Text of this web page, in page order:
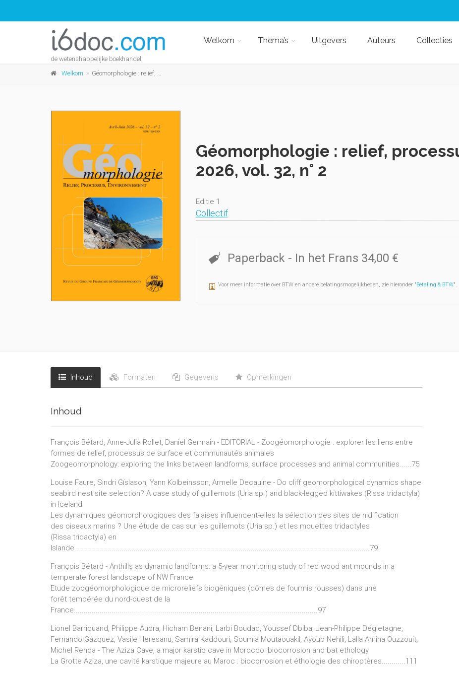
de wetenshappelijke boekhandel
Welkom Thema’s Uitgevers Auteurs Collecties
Welkom Géomorphologie : relief, processus, environnement, 2026, vol. 32, n° 2
Géomorphologie : relief,
2026, vol. 32, n° 2
Editie 1
Collectif
Paperback - In het Frans 34,00 €
Voor meer informatie over BTW en andere belatingsmogelijkheden, zie hieronder "Betaling & BTW".
Inhoud Formaten Gegevens Opmerkingen
Inhoud
François Bétard, Anne-Julia Rollet, Daniel Germain - EDITORIAL - Zoogéomorphologie : explorer les liens entre
formes de relief, processus de surface et communautés animales
Zoogeomorphology: exploring the links between landforms, surface processes and animal communities......75
Louise Faure, Sindri Gíslason, Yann Kolbeinsson, Armelle Decaulne - Do cliff geomorphological dynamics shape
seabird nest site selection? A case study of guillemots (Uria sp.) and black-legged kittiwakes (Rissa tridactyla)
in Iceland
Les dynamiques géomorphologiques des falaises influencent-elles la sélection des sites de nidification
des oiseaux marins ? Une étude de cas sur les guillemots (Uria sp.) et les mouettes tridactyles
(Rissa tridactyla) en
Islande.....................................................................................................................................................79
François Bétard - Anthills as dynamic landforms: a 5-year monitoring study of red wood ant mounds in a
temperate forest landscape of NW France
Etude zoogéomorphologique de microreliefs biogéniques (dômes de fourmis rousses) dans une
forêt tempérée du nord-ouest de la
France...........................................................................................................................97
Lionel Barriquand, Philippe Audra, Hicham Benani, Larbi Boudad, Youssef Dbiba, Jean-Philippe Dégletagne,
Fernando Gázquez, Vasile Heresanu, Samira Kaddouri, Soumia Moutaouakil, Ayoub Nehili, Lalla Amina Ouzzouit,
Michel Renda - The Aziza Cave, a major karstic cave in Morocco: biocorrosion and bat ethology
La Grotte Aziza, une cavité karstique majeure au Maroc : biocorrosion et éthologie des chiroptères............111